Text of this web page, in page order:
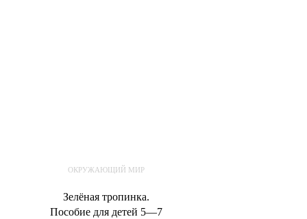
ОКРУЖАЮЩИЙ МИР
Зелёная тропинка.
Пособие для детей 5—7